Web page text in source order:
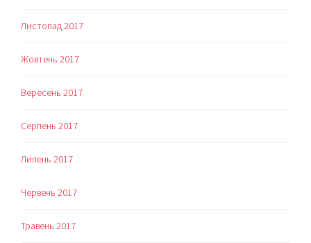
Листопад 2017
Жовтень 2017
Вересень 2017
Серпень 2017
Липень 2017
Червень 2017
Травень 2017